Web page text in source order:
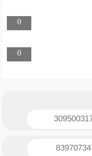
0
0